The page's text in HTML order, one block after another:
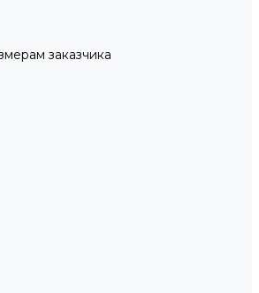
заказчика